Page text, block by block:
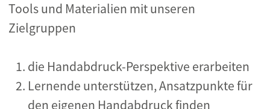
Tools und Materialien mit unseren
Zielgruppen
die Handabdruck-Perspektive erarbeiten
Lernende unterstützen, Ansatzpunkte für
den eigenen Handabdruck finden